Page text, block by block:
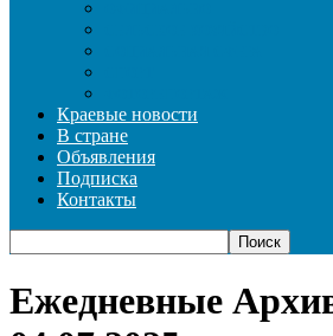
Краевые новости
В стране
Объявления
Подписка
Контакты
Ежедневные